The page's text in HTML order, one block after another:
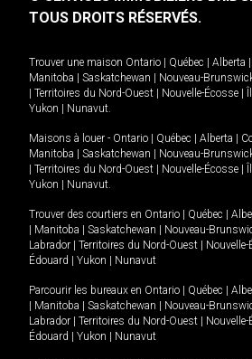
TOUS DROITS RÉSERVÉS.
Trouver une maison Ontario Québec Alberta
Manitoba
Saskatchewan Nouveau-
Territoires du Nord-Ouest Nouvelle-Écosse
Yukon
Nunavut.
Maisons à louer - Ontario Québec Alberta
Manitoba
Saskatchewan Nouveau-
Territoires du Nord-Ouest Nouvelle-Écosse
Yukon
Nunavut.
Trouver des courtiers en Ontario Québec
Manitoba Saskatchewan Nouveau-
Labrador
Territoires du Nord-Ouest
Édouard
Yukon Nunavut
Parcourir les bureaux en Ontario Québec
Manitoba Saskatchewan Nouveau-
Labrador
Territoires du Nord-Ouest
Édouard
Yukon Nunavut